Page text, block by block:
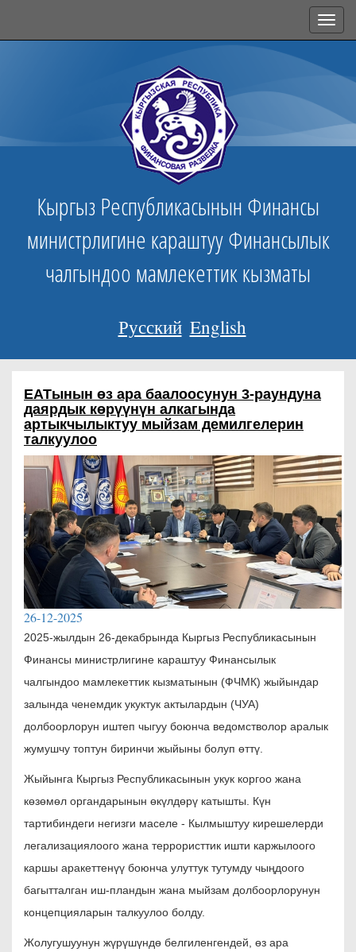
Кыргыз Республикасынын Финансы
министрлигине караштуу Финансылык
чалгындоо мамлекеттик кызматы
Русский English
ЕАТынын өз ара баалоосунун 3-раундуна
даярдык көрүүнүн алкагында
артыкчылыктуу мыйзам демилгелерин
талкуулоо
26-12-2025
2025-жылдын 26-декабрында Кыргыз Республикасынын
Финансы министрлигине караштуу Финансылык
чалгындоо мамлекеттик кызматынын (ФЧМК) жыйындар
залында ченемдик укуктук актылардын (ЧУА)
долбоорлорун иштеп чыгуу боюнча ведомстволор аралык
жумушчу топтун биринчи жыйыны болуп өттү.
Жыйынга Кыргыз Республикасынын укук коргоо жана
көзөмөл органдарынын өкүлдөрү катышты. Күн
тартибиндеги негизги маселе - Кылмыштуу кирешелерди
легализациялоого жана террористтик ишти каржылоого
каршы аракеттенүү боюнча улуттук тутумду чыңдоого
багытталган иш-пландын жана мыйзам долбоорлорунун
концепцияларын талкуулоо болду.
Жолугушуунун жүрүшүндө белгиленгендей, өз ара